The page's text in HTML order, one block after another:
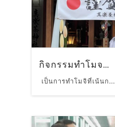
กิจกรรมทำโมจ...
เป็นการทำโมจิที่เน้นก...